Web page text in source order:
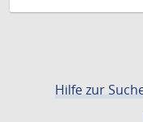
Hilfe zur